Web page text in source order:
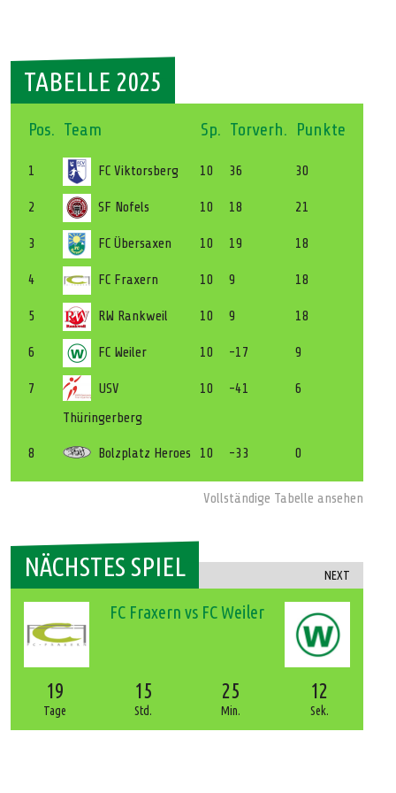
TABELLE 2025
Pos. Team Sp. Torverh. Punkte
1 FC Viktorsberg 10 36 30
2 SF Nofels 10 18 21
3 FC Übersaxen 10 19 18
4 FC Fraxern 10 9 18
5 RW Rankweil 10 9 18
6 FC Weiler 10 -17 9
7
USV
Thüringerberg
10 -41 6
8 Bolzplatz Heroes 10 -33 0
Vollständige Tabelle ansehen
NEXT
NÄCHSTES SPIEL
FC Fraxern vs FC Weiler
19
Tage
15
Std.
25
Min.
12
Sek.